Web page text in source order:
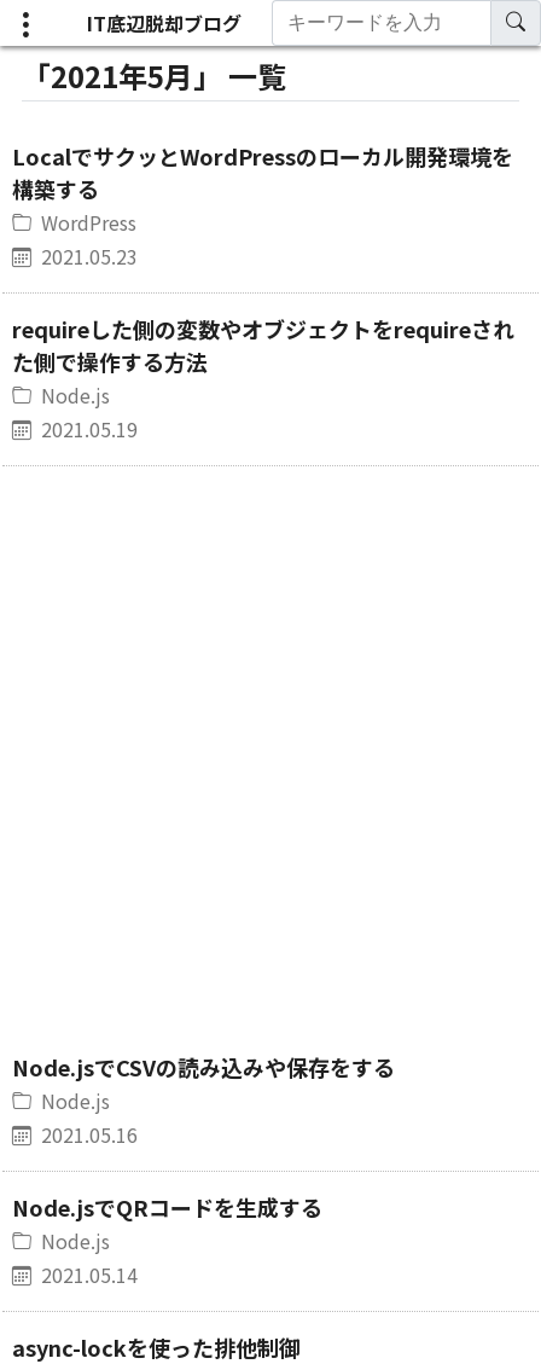
IT底辺脱却ブログ
「2021年5月」 一覧
LocalでサクッとWordPressのローカル開発環境を
構築する
WordPress
2021.05.23
requireした側の変数やオブジェクトをrequireされ
た側で操作する方法
Node.js
2021.05.19
Node.jsでCSVの読み込みや保存をする
Node.js
2021.05.16
Node.jsでQRコードを生成する
Node.js
2021.05.14
async-lockを使った排他制御